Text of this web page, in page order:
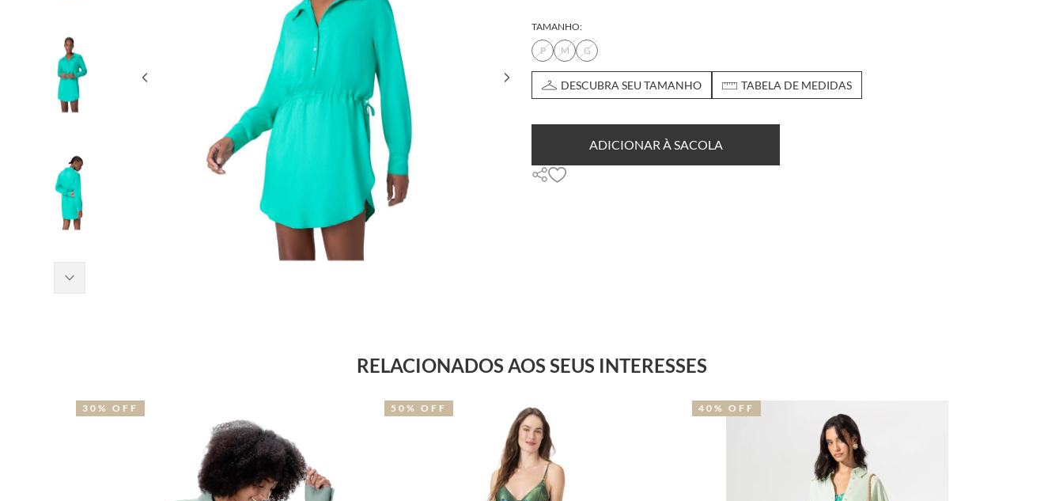
TAMANHO:
P
M G
DESCUBRA SEU TAMANHO TABELA DE MEDIDAS
ADICIONAR À SACOLA
RELACIONADOS AOS SEUS INTERESSES
30% OFF 50% OFF 40% OFF